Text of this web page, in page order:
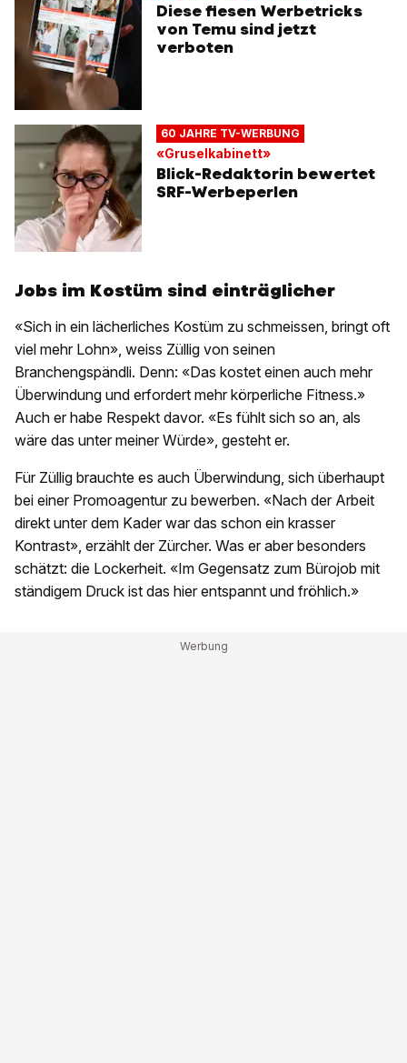
Diese fiesen Werbetricks
von Temu sind jetzt
verboten
60 JAHRE TV-WERBUNG
«Gruselkabinett»
Blick-Redaktorin bewertet
SRF-Werbeperlen
Jobs im Kostüm sind einträglicher
«Sich in ein lächerliches Kostüm zu schmeissen, bringt oft
viel mehr Lohn», weiss Züllig von seinen
Branchengspändli. Denn: «Das kostet einen auch mehr
Überwindung und erfordert mehr körperliche Fitness.»
Auch er habe Respekt davor. «Es fühlt sich so an, als
wäre das unter meiner Würde», gesteht er.
Für Züllig brauchte es auch Überwindung, sich überhaupt
bei einer Promoagentur zu bewerben. «Nach der Arbeit
direkt unter dem Kader war das schon ein krasser
Kontrast», erzählt der Zürcher. Was er aber besonders
schätzt: die Lockerheit. «Im Gegensatz zum Bürojob mit
ständigem Druck ist das hier entspannt und fröhlich.»